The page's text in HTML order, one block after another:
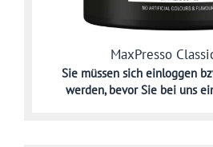
MaxPresso
Sie müssen sich einloggen
werden,bevor Sie bei uns